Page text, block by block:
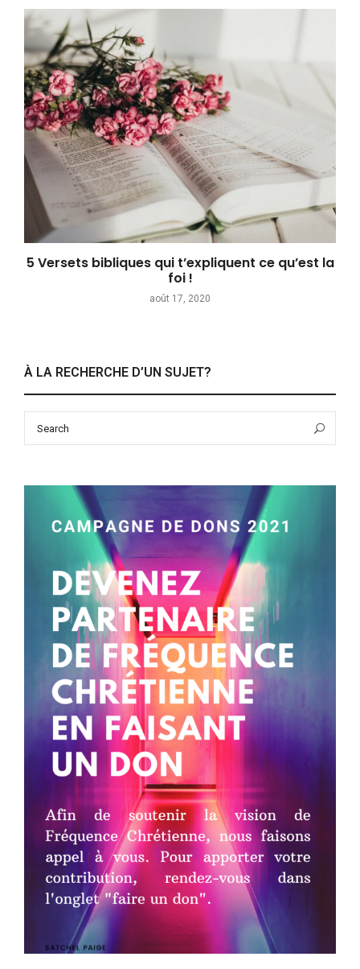
5 Versets bibliques qui t’expliquent ce qu’est la
foi !
août 17, 2020
À LA RECHERCHE D’UN SUJET?